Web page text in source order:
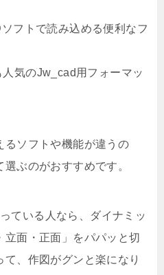
フトで読み込める便利なフ
気のJw_cad用フォーマッ
るソフトや機能が違うの
ぶのがおすすめです。
ている人なら、ダイナミッ
立面・正面」をパパッと切
、作図がグンと楽になり